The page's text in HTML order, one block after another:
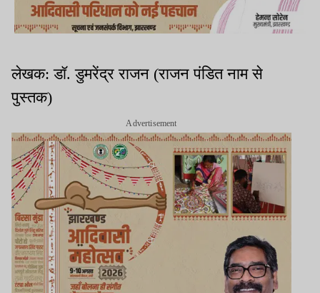
लेखक: डॉ. डुमरेंद्र राजन (राजन पंडित नाम से
पुस्तक)
Advertisement